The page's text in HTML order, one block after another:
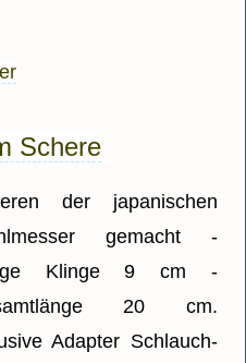
Schere
der japanischen
gemacht -
Klinge 9 cm -
20 cm.
Adapter Schlauch-